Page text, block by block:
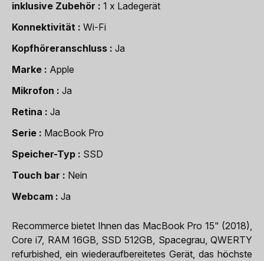
inklusive Zubehör
1 x Ladegerät
Konnektivität
Wi-Fi
Kopfhöreranschluss
Ja
Marke
Apple
Mikrofon
Ja
Retina
Ja
Serie
MacBook Pro
Speicher-Typ
SSD
Touch bar
Nein
Webcam
Ja
Recommerce bietet Ihnen das MacBook Pro 15" (2018),
Core i7, RAM 16GB, SSD 512GB, Spacegrau, QWERTY
refurbished, ein wiederaufbereitetes Gerät, das höchste